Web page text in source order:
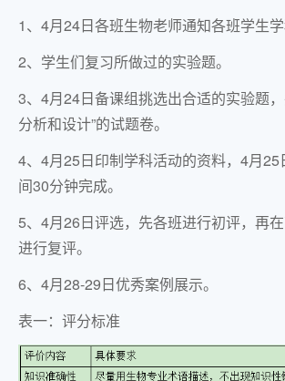
1、4月24日各班生物老师通知各班学生学
2、学生们复习所做过的实验题。
3、4月24日备课组挑选出合适的实验题
分析和设计”的试题卷。
4、4月25日印制学科活动的资料，4月
间30分钟完成。
5、4月26日评选，先各班进行初评，再
进行复评。
6、4月28-29日优秀案例展示。
表一：评分标准